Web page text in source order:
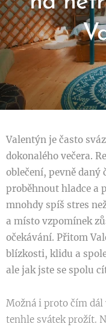
Valentýn je často
dokonalého večera.
oblečení, pevně daný
proběhnout hladce a
mnohdy spíš stres
a místo vzpomínek
očekávání. Přitom
blízkosti, klidu a
ale jak jste se spolu
Možná i proto čím
tenhle svátek prožít.